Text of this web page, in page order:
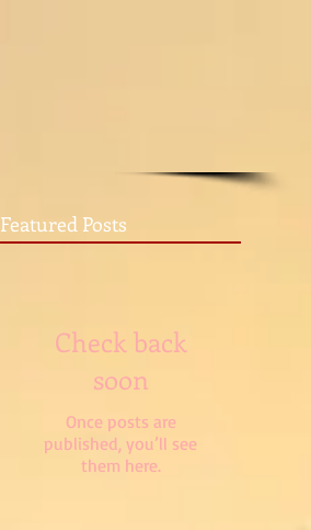
Featured Posts
Check back
soon
Once posts are
published, you’ll see
them here.